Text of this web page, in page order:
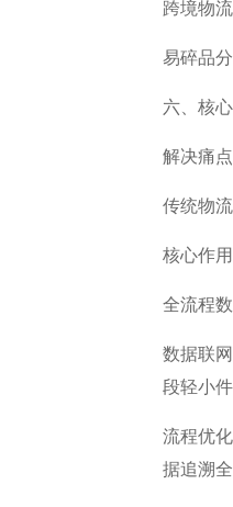
跨境物
易碎品
六、核
解决痛
传统物
核心作
全流程
数据联
段轻小
流程优
据追溯